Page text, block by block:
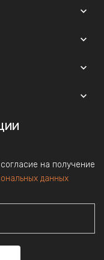




на получение
данных